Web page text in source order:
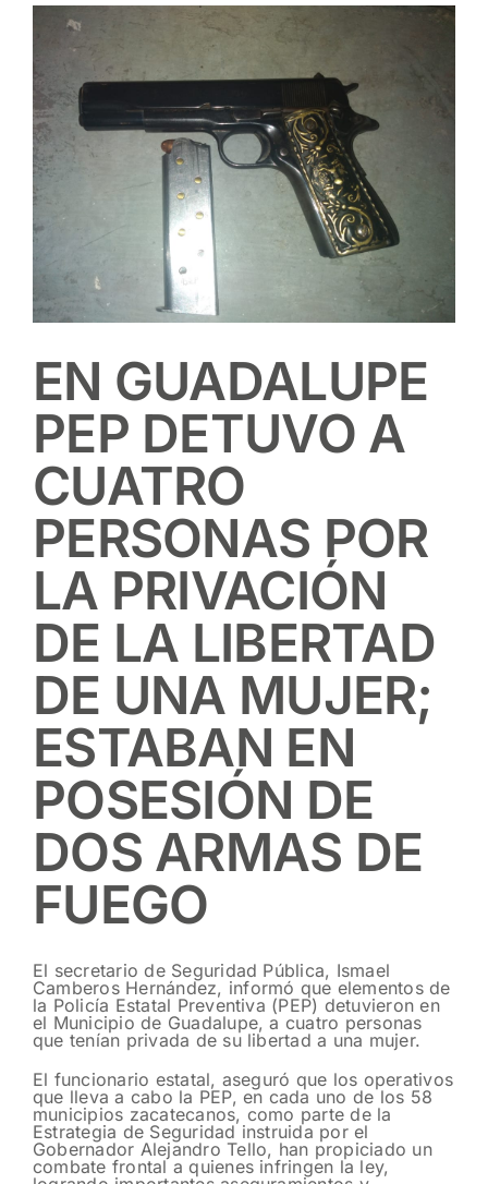
View
Larger
Image
EN GUADALUPE
PEP DETUVO A
CUATRO
PERSONAS POR
LA PRIVACIÓN
DE LA LIBERTAD
DE UNA MUJER;
ESTABAN EN
POSESIÓN DE
DOS ARMAS DE
FUEGO
El secretario de Seguridad Pública, Ismael
Camberos Hernández, informó que elementos de
la Policía Estatal Preventiva (PEP) detuvieron en
el Municipio de Guadalupe, a cuatro personas
que tenían privada de su libertad a una mujer.
El funcionario estatal, aseguró que los operativos
que lleva a cabo la PEP, en cada uno de los 58
municipios zacatecanos, como parte de la
Estrategia de Seguridad instruida por el
Gobernador Alejandro Tello, han propiciado un
combate frontal a quienes infringen la ley,